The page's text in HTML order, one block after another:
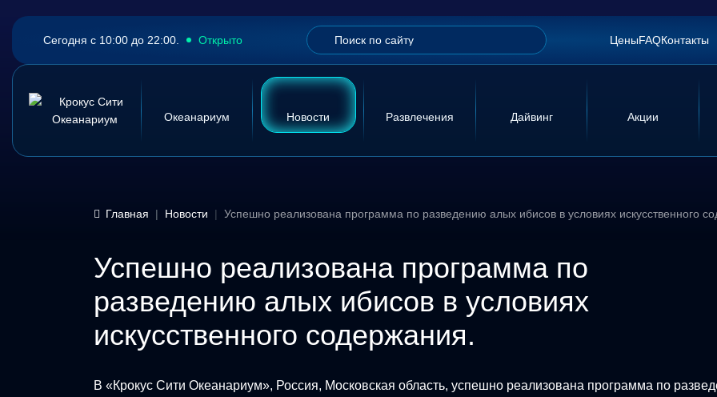
Сегодня с 10:00 до 22:00. Открыто ЦеныFAQКонтакты
Океанариум Новости Развлечения Дайвинг Акции
Главная Новости Успешно реализована программа по разведению алых ибисов в условиях искусственного
Успешно реализована программа по
разведению алых ибисов в условиях
искусственного содержания.
В «Крокус Сити Океанариум», Россия, Московская область, успешно реализована программа по